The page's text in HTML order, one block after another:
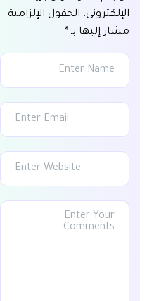
الإلكتروني. الحقول الإلزامية
مشار إليها بـ *